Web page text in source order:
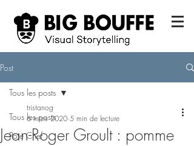
Post
Tous les posts
Pote Chef
Tous les posts
Jean-Roger Groult : pomme
tristanog
6 mars 2020 5 min de lecture